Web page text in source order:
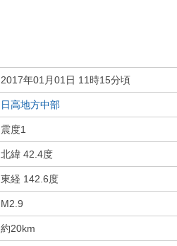
2017年01月01日 11時15分頃
日高地方中部
震度1
北緯 42.4度
東経 142.6度
M2.9
約20km